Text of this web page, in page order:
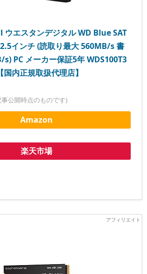
エスタンデジタル WD Blue SAT
インチ (読取り最大 560MB/s 書
PC メーカー保証5年 WDS100T3
国内正規取扱代理店】
公開時点のものです)
Amazon
楽天市場